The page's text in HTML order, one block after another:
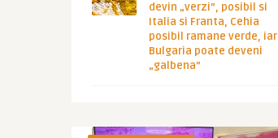
devin „verzi”, posibil si
Italia si Franta, Cehia
posibil ramane verde, iar
Bulgaria poate deveni
„galbena”